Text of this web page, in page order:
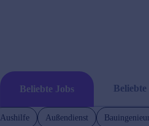
Beliebte Jobs Beliebte
Aushilfe Außendienst